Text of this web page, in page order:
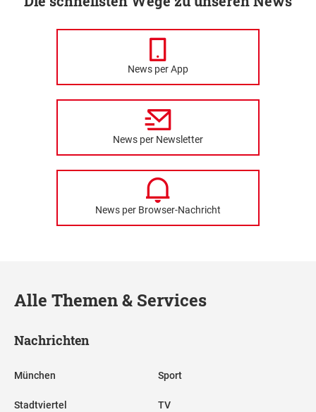
News per App
News per Newsletter
News per Browser-Nachricht
Alle Themen & Services
Nachrichten
München
Stadtviertel
Sport
TV